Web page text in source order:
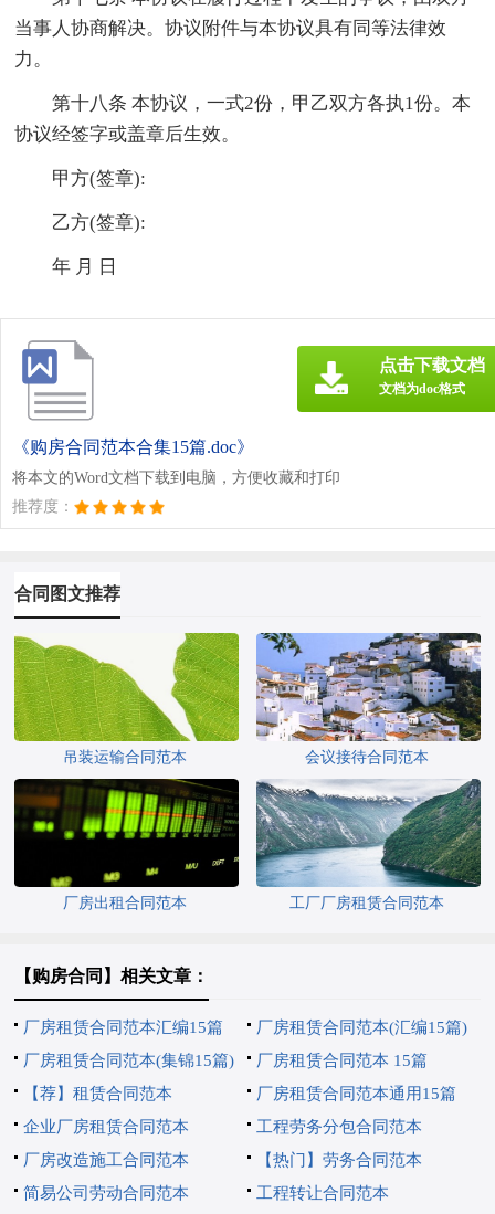
当事人协商解决。协议附件与本协议具有同等法律效
力。
第十八条 本协议，一式2份，甲乙双方各执1份。本
协议经签字或盖章后生效。
甲方(签章):
乙方(签章):
年 月 日
《购房合同范本合集15篇.doc》
将本文的Word文档下载到电脑，方便收藏和打印
推荐度：
点击下载文档
文档为doc格式
合同图文推荐
吊装运输合同范本 会议接待合同范本
厂房出租合同范本 工厂厂房租赁合同范本
【购房合同】相关文章：
厂房租赁合同范本汇编15篇
厂房租赁合同范本(汇编15篇)
厂房租赁合同范本(集锦15篇)
厂房租赁合同范本 15篇
【荐】租赁合同范本
厂房租赁合同范本通用15篇
企业厂房租赁合同范本
工程劳务分包合同范本
厂房改造施工合同范本
【热门】劳务合同范本
简易公司劳动合同范本
工程转让合同范本